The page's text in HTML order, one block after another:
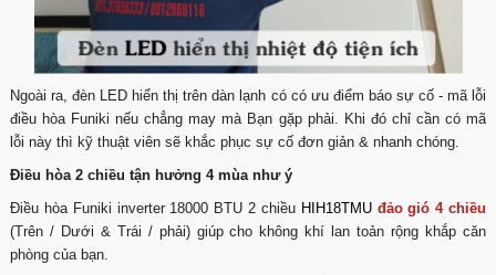
Ngoài ra, đèn LED hiển thị trên dàn lạnh có có ưu điểm báo sự cố - mã lỗi
điều hòa Funiki nếu chẳng may mà Bạn gặp phải. Khi đó chỉ cần có mã
lỗi này thì kỹ thuật viên sẽ khắc phục sự cố đơn giản & nhanh chóng.
Điều hòa 2 chiều tận hưởng 4 mùa như ý
Điều hòa Funiki inverter 18000 BTU 2 chiều HIH18TMU đảo gió 4 chiều
(Trên / Dưới & Trái / phải) giúp cho không khí lan toản rộng khắp căn
phòng của bạn.